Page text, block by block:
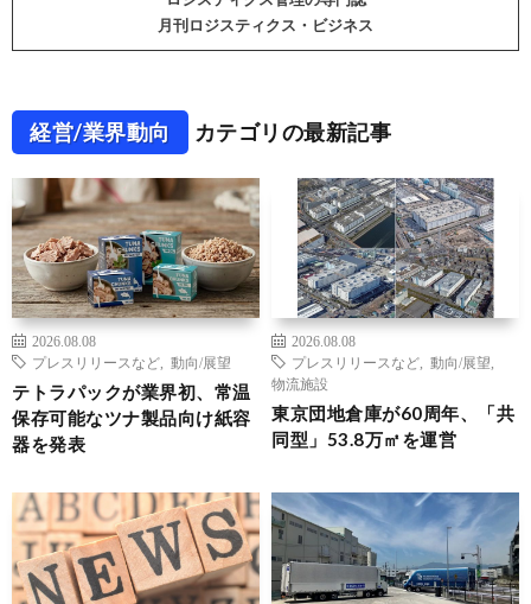
月刊ロジスティクス・ビジネス
経営/業界動向 カテゴリの最新記事
2026.08.08
プレスリリースなど
動向/展望
テトラパックが業界初、常温
保存可能なツナ製品向け紙容
器を発表
2026.08.08
プレスリリースなど
動向/展望
物流施設
東京団地倉庫が60周年、「共
同型」53.8万㎡を運営